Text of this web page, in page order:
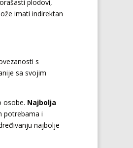
plodovi,
imati indirektan
s
sa svojim
osobe. Najbolja
potrebama i
najbolje